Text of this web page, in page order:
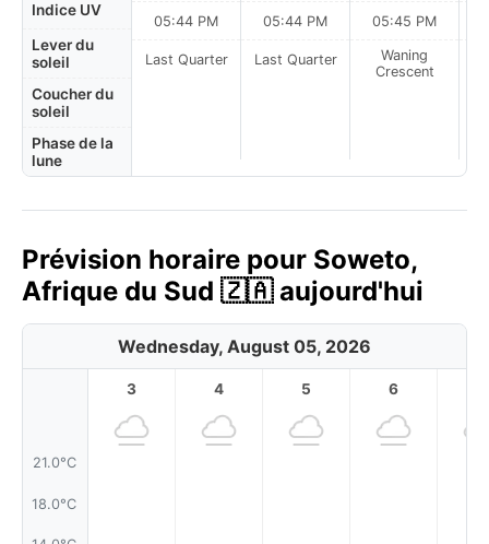
Indice UV
Lever du
soleil
Coucher du
soleil
Phase de la
lune
05:44 PM
Last Quarter
05:44 PM
Last Quarter
05:45 PM
Waning
Crescent
Prévision horaire pour Soweto,
Afrique du Sud 🇿🇦 aujourd'hui
Wednesday, August 05, 2026
21.0°C
18.0°C
3 4 5 6